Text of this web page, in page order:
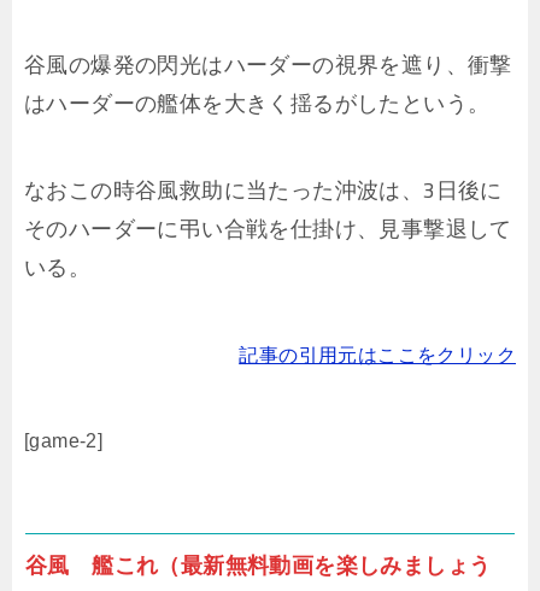
谷風の爆発の閃光はハーダーの視界を遮り、衝撃
はハーダーの艦体を大きく揺るがしたという。
なおこの時谷風救助に当たった沖波は、3日後に
そのハーダーに弔い合戦を仕掛け、見事撃退して
いる。
記事の引用元はここをクリック
[game-2]
谷風 艦これ（最新無料動画を楽しみましょう